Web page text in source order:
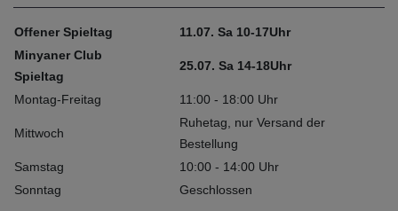
Offener Spieltag
11.07. Sa 10-17Uhr
Minyaner Club
Spieltag
25.07. Sa 14-18Uhr
Montag-Freitag 11:00 - 18:00 Uhr
Mittwoch
Ruhetag, nur Versand der
Bestellung
Samstag
10:00 - 14:00 Uhr
Sonntag
Geschlossen